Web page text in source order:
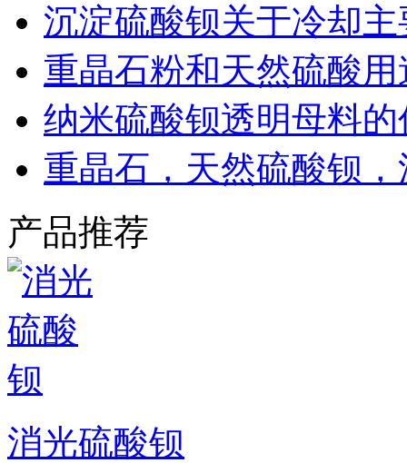
沉淀硫酸钡关于冷却
重晶石粉和天然硫酸
纳米硫酸钡透明母料
重晶石，天然硫酸钡
产品推荐
消光硫酸钡